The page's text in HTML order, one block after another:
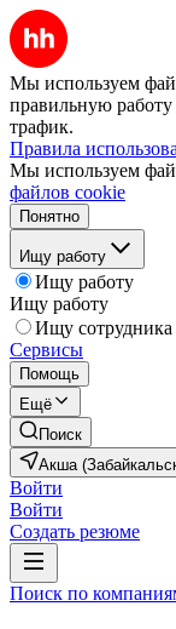
Мы используем
правильную работу
трафик.
Правила
Мы используем
файлов cookie
Понятно
Ищу работу
Ищу работу
Ищу работу
Ищу сотрудника
Сервисы
Помощь
Ещё
Поиск
Акша
Войти
Войти
Создать резюме
Поиск по